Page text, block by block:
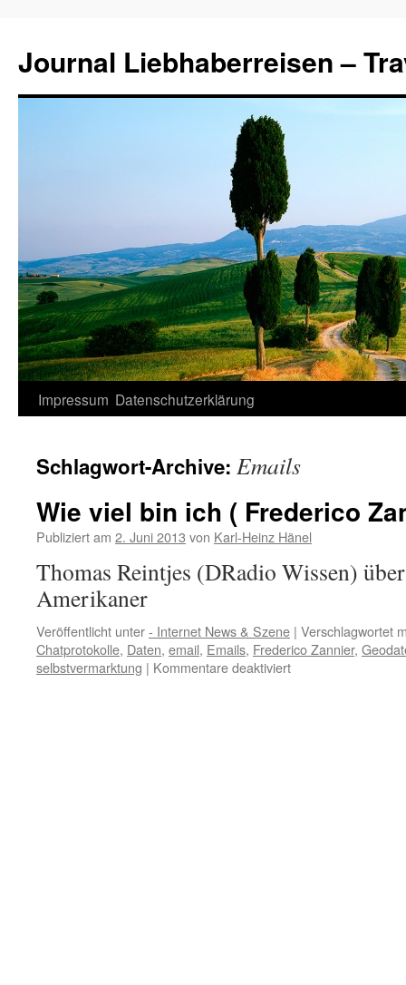
Journal Liebhaberreisen –
Zum
springen
Impressum Datenschutzerklärung
Schlagwort-Archive: Emails
Wie viel bin ich ( Frederico
Publiziert am 2. Juni 2013 von Karl-Heinz Hänel
Thomas Reintjes (DRadio Wissen)
Amerikaner
Veröffentlicht unter- Internet News & Szene | Verschlagwortet
Chatprotokolle, Daten, email, Emails, Frederico Zannier,
selbstvermarktung | Kommentare deaktiviertfür